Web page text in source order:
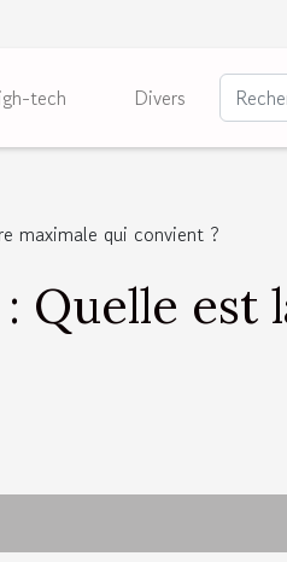
tech Divers
maximale qui convient ?
Quelle est